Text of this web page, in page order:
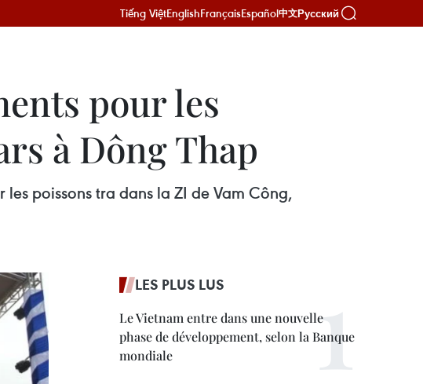
Tiếng ViệtEnglishFrançaisEspañol中文Русский
pour les
à Dông Thap
poissons tra dans la ZI de Vam Công,
LES PLUS LUS
Le Vietnam entre dans une nouvelle
phase de développement, selon la Banque
mondiale